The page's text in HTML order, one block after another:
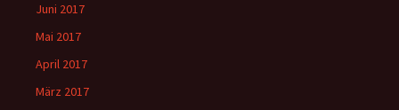
Juni 2017
Mai 2017
April 2017
März 2017